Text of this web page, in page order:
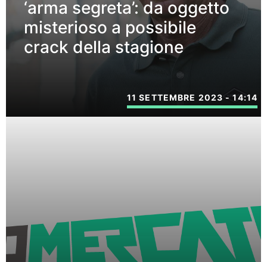
‘arma segreta’: da oggetto
misterioso a possibile
crack della stagione
11 SETTEMBRE 2023 - 14:14